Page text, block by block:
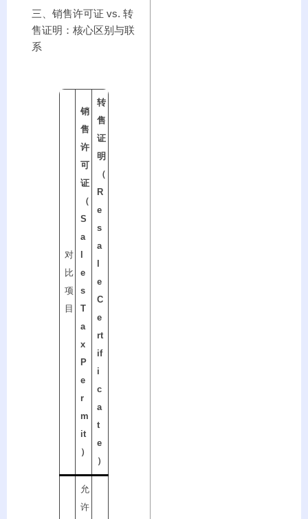
三、销售许可证 vs. 转
售证明：核心区别与联
系
对
比
项
目
销
售
许
可
证
（
S
a
e
s
T
a
x
P
e
r
m
it
）
转
售
证
明
（
R
e
s
a
e
C
e
rt
if
i
c
a
t
e
）
允
许